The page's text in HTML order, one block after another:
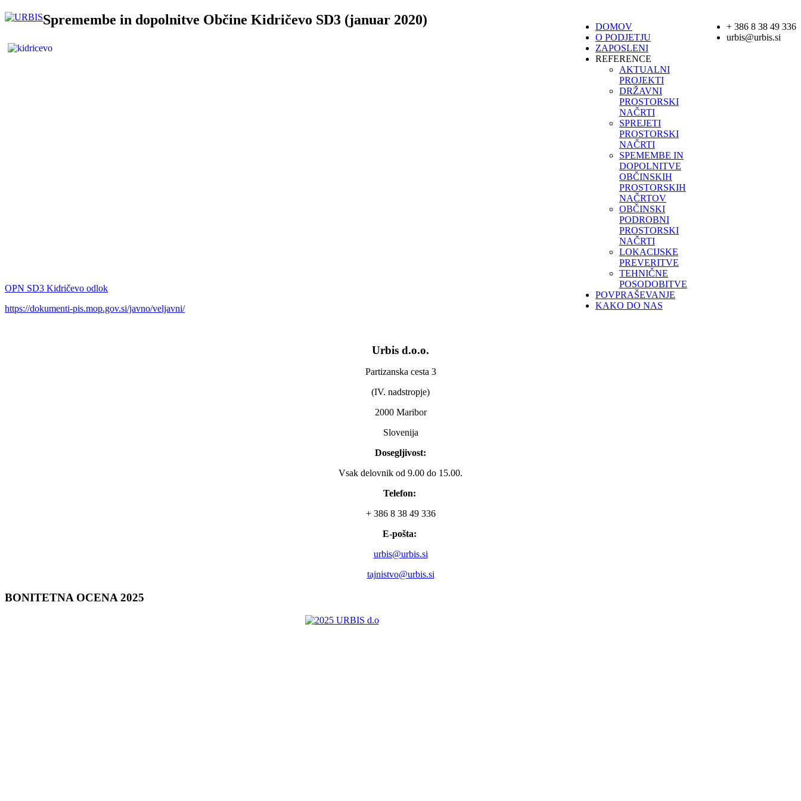
+ 386 8 38 49 336
urbis@urbis.si
DOMOV
O PODJETJU
ZAPOSLENI
REFERENCE
AKTUALNI
PROJEKTI
DRŽAVNI
PROSTORSKI
NAČRTI
SPREJETI
PROSTORSKI
NAČRTI
SPEMEMBE IN
DOPOLNITVE
OBČINSKIH
PROSTORSKIH
NAČRTOV
OBČINSKI
PODROBNI
PROSTORSKI
NAČRTI
LOKACIJSKE
PREVERITVE
TEHNIČNE
POSODOBITVE
POVPRAŠEVANJE
KAKO DO NAS
Spremembe in dopolnitve Občine Kidričevo SD3 (januar 2020)
OPN SD3 Kidričevo odlok
https://dokumenti-pis.mop.gov.si/javno/veljavni/
Urbis d.o.o.
Partizanska cesta 3
(IV. nadstropje)
2000 Maribor
Slovenija
Dosegljivost:
Vsak delovnik od 9.00 do 15.00.
Telefon:
+ 386 8 38 49 336
E-pošta:
urbis@urbis.si
tajnistvo@urbis.si
BONITETNA OCENA 2025